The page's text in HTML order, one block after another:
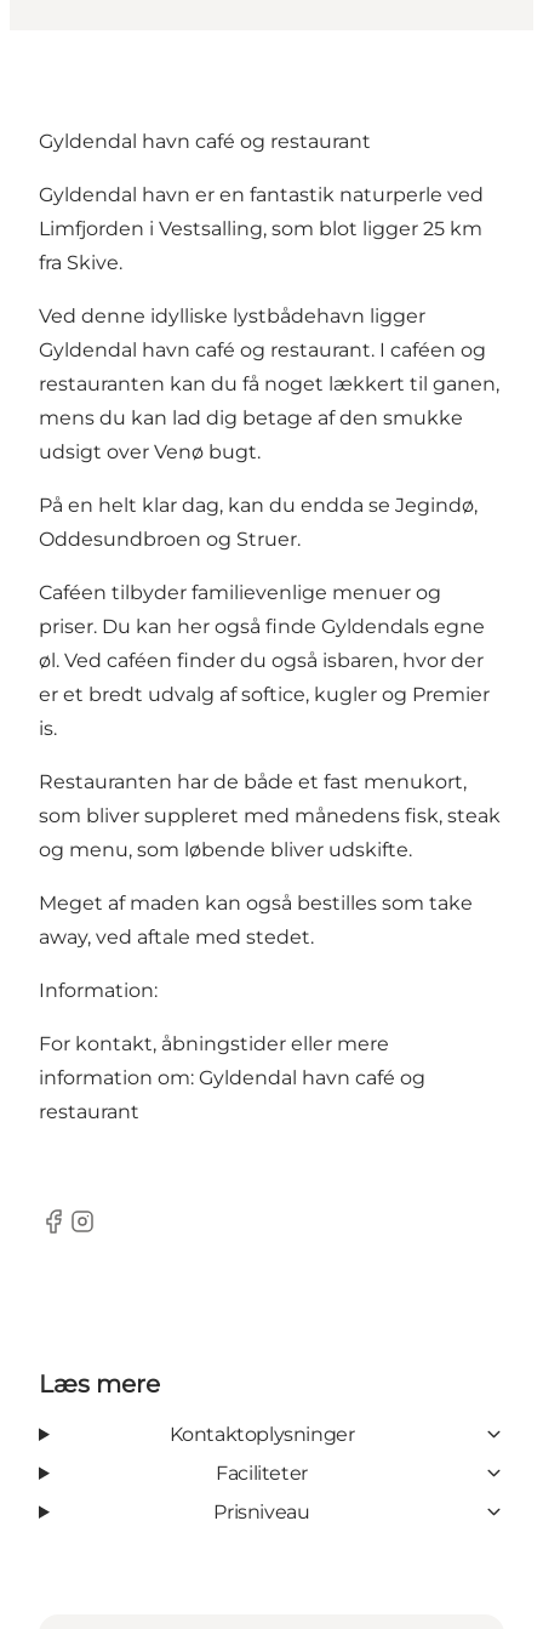
Gyldendal havn café og restaurant
Gyldendal havn er en fantastik naturperle ved
Limfjorden i Vestsalling, som blot ligger 25 km
fra Skive.
Ved denne idylliske lystbådehavn ligger
Gyldendal havn café og restaurant. I caféen og
restauranten kan du få noget lækkert til ganen,
mens du kan lad dig betage af den smukke
udsigt over Venø bugt.
På en helt klar dag, kan du endda se Jegindø,
Oddesundbroen og Struer.
Caféen tilbyder familievenlige menuer og
priser. Du kan her også finde Gyldendals egne
øl. Ved caféen finder du også isbaren, hvor der
er et bredt udvalg af softice, kugler og Premier
is.
Restauranten har de både et fast menukort,
som bliver suppleret med månedens fisk, steak
og menu, som løbende bliver udskifte.
Meget af maden kan også bestilles som take
away, ved aftale med stedet.
Information:
For kontakt, åbningstider eller mere
information om: Gyldendal havn café og
restaurant
FACEBOOK
INSTAGRAM
Læs mere
Kontaktoplysninger
Faciliteter
Prisniveau